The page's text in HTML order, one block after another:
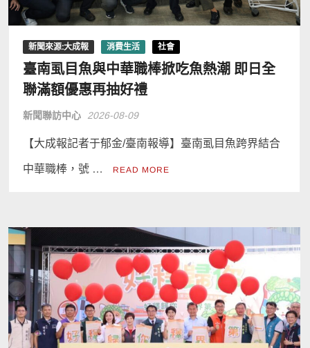
新聞來源:大成報 消費生活 社會
臺南虱目魚與中華職棒掀吃魚熱潮 即日全
聯滿額優惠再抽好禮
新聞聯訪中心 2026-08-09
【大成報記者于郁金/臺南報導】臺南虱目魚跨界結合
中華職棒，號 … READ MORE